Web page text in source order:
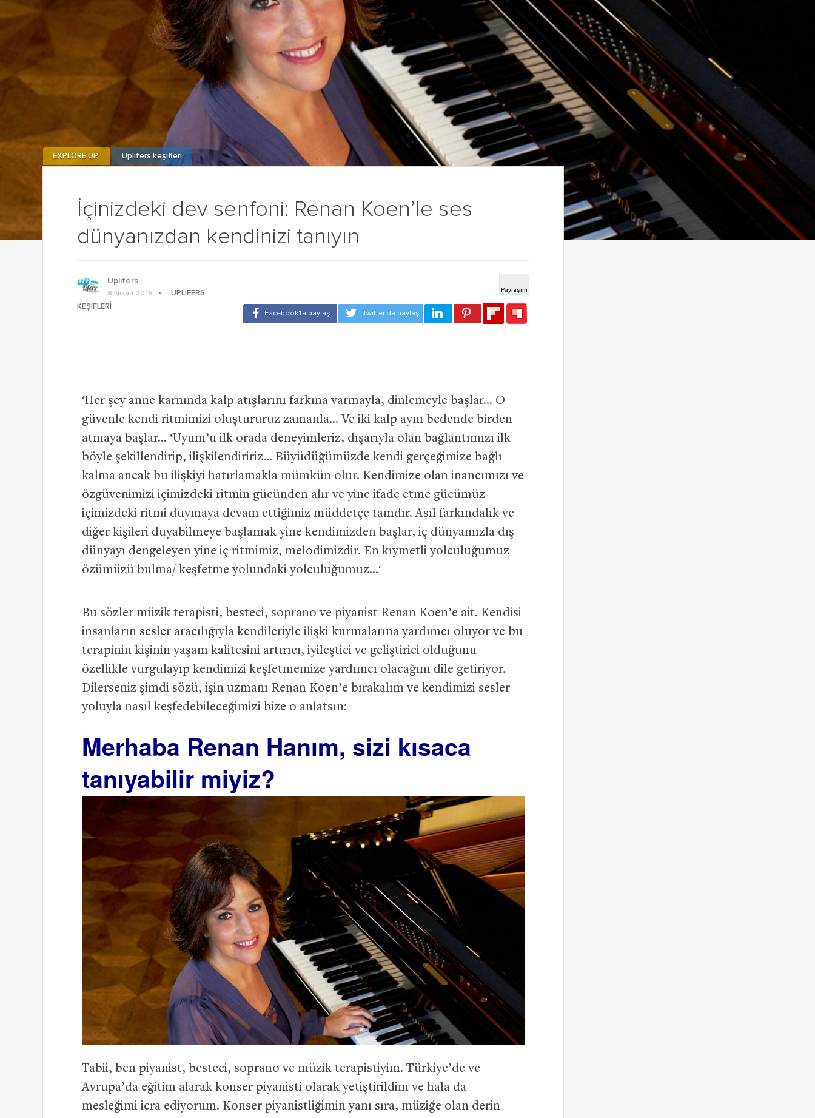
İçinizdeki dev senfoni: Renan Koen’le ses
dünyanızdan kendinizi tanıyın
EXPLORE UP Uplifers keşifleri
Uplifers
8 Nisan 2016
UPLIFERS
KEŞIFLERI
‘Her şey anne karnında kalp atışlarını farkına varmayla, dinlemeyle başlar… O
güvenle kendi ritmimizi oluştururuz zamanla… Ve iki kalp aynı bedende birden
atmaya başlar… ‘Uyum’u ilk orada deneyimleriz, dışarıyla olan bağlantımızı ilk
böyle şekillendirip, ilişkilendiririz… Büyüdüğümüzde kendi gerçeğimize bağlı
kalma ancak bu ilişkiyi hatırlamakla mümkün olur. Kendimize olan inancımızı ve
özgüvenimizi içimizdeki ritmin gücünden alır ve yine ifade etme gücümüz
içimizdeki ritmi duymaya devam ettiğimiz müddetçe tamdır. Asıl farkındalık ve
diğer kişileri duyabilmeye başlamak yine kendimizden başlar, iç dünyamızla dış
dünyayı dengeleyen yine iç ritmimiz, melodimizdir. En kıymetli yolculuğumuz
özümüzü bulma/ keşfetme yolundaki yolculuğumuz…‘
Bu sözler müzik terapisti, besteci, soprano ve piyanist Renan Koen’e ait. Kendisi
insanların sesler aracılığıyla kendileriyle ilişki kurmalarına yardımcı oluyor ve bu
terapinin kişinin yaşam kalitesini artırıcı, iyileştici ve geliştirici olduğunu
özellikle vurgulayıp kendimizi keşfetmemize yardımcı olacağını dile getiriyor.
Dilerseniz şimdi sözü, işin uzmanı Renan Koen’e bırakalım ve kendimizi sesler
yoluyla nasıl keşfedebileceğimizi bize o anlatsın:
Merhaba Renan Hanım, sizi kısaca
tanıyabilir miyiz?
Tabii, ben piyanist, besteci, soprano ve müzik terapistiyim. Türkiye’de ve
Avrupa’da eğitim alarak konser piyanisti olarak yetiştirildim ve hala da
mesleğimi icra ediyorum. Konser piyanistliğimin yanı sıra, müziğe olan derin